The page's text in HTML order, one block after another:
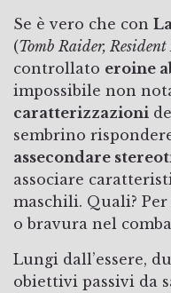
Se è vero che con
(Tomb Raider,
controllato eroine
impossibile non
caratterizzazioni
sembrino
assecondare
associare
maschili. Quali?
o bravura nel
Lungi dall’essere,
obiettivi passivi da